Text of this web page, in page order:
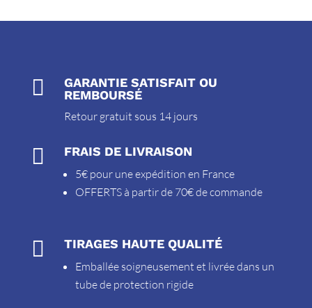

GARANTIE SATISFAIT OU
REMBOURSÉ
Retour gratuit sous 14 jours
 FRAIS DE LIVRAISON
5€ pour une expédition en France
OFFERTS à partir de 70€ de commande
 TIRAGES HAUTE QUALITÉ
Emballée soigneusement et livrée dans un
tube de protection rigide